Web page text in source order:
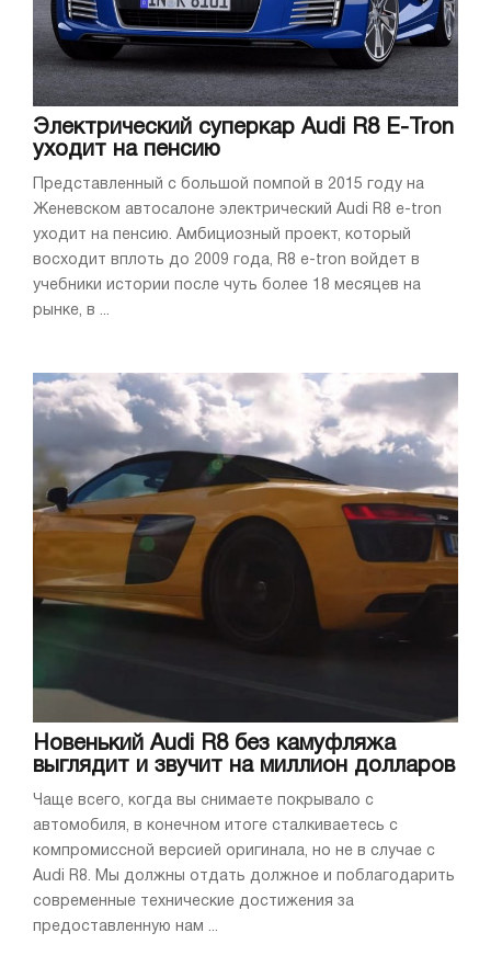
Электрический суперкар Audi R8 E-Tron
уходит на пенсию
Представленный с большой помпой в 2015 году на
Женевском автосалоне электрический Audi R8 e-tron
уходит на пенсию. Амбициозный проект, который
восходит вплоть до 2009 года, R8 e-tron войдет в
учебники истории после чуть более 18 месяцев на
рынке, в ...
Новенький Audi R8 без камуфляжа
выглядит и звучит на миллион долларов
Чаще всего, когда вы снимаете покрывало с
автомобиля, в конечном итоге сталкиваетесь с
компромиссной версией оригинала, но не в случае с
Audi R8. Мы должны отдать должное и поблагодарить
современные технические достижения за
предоставленную нам ...